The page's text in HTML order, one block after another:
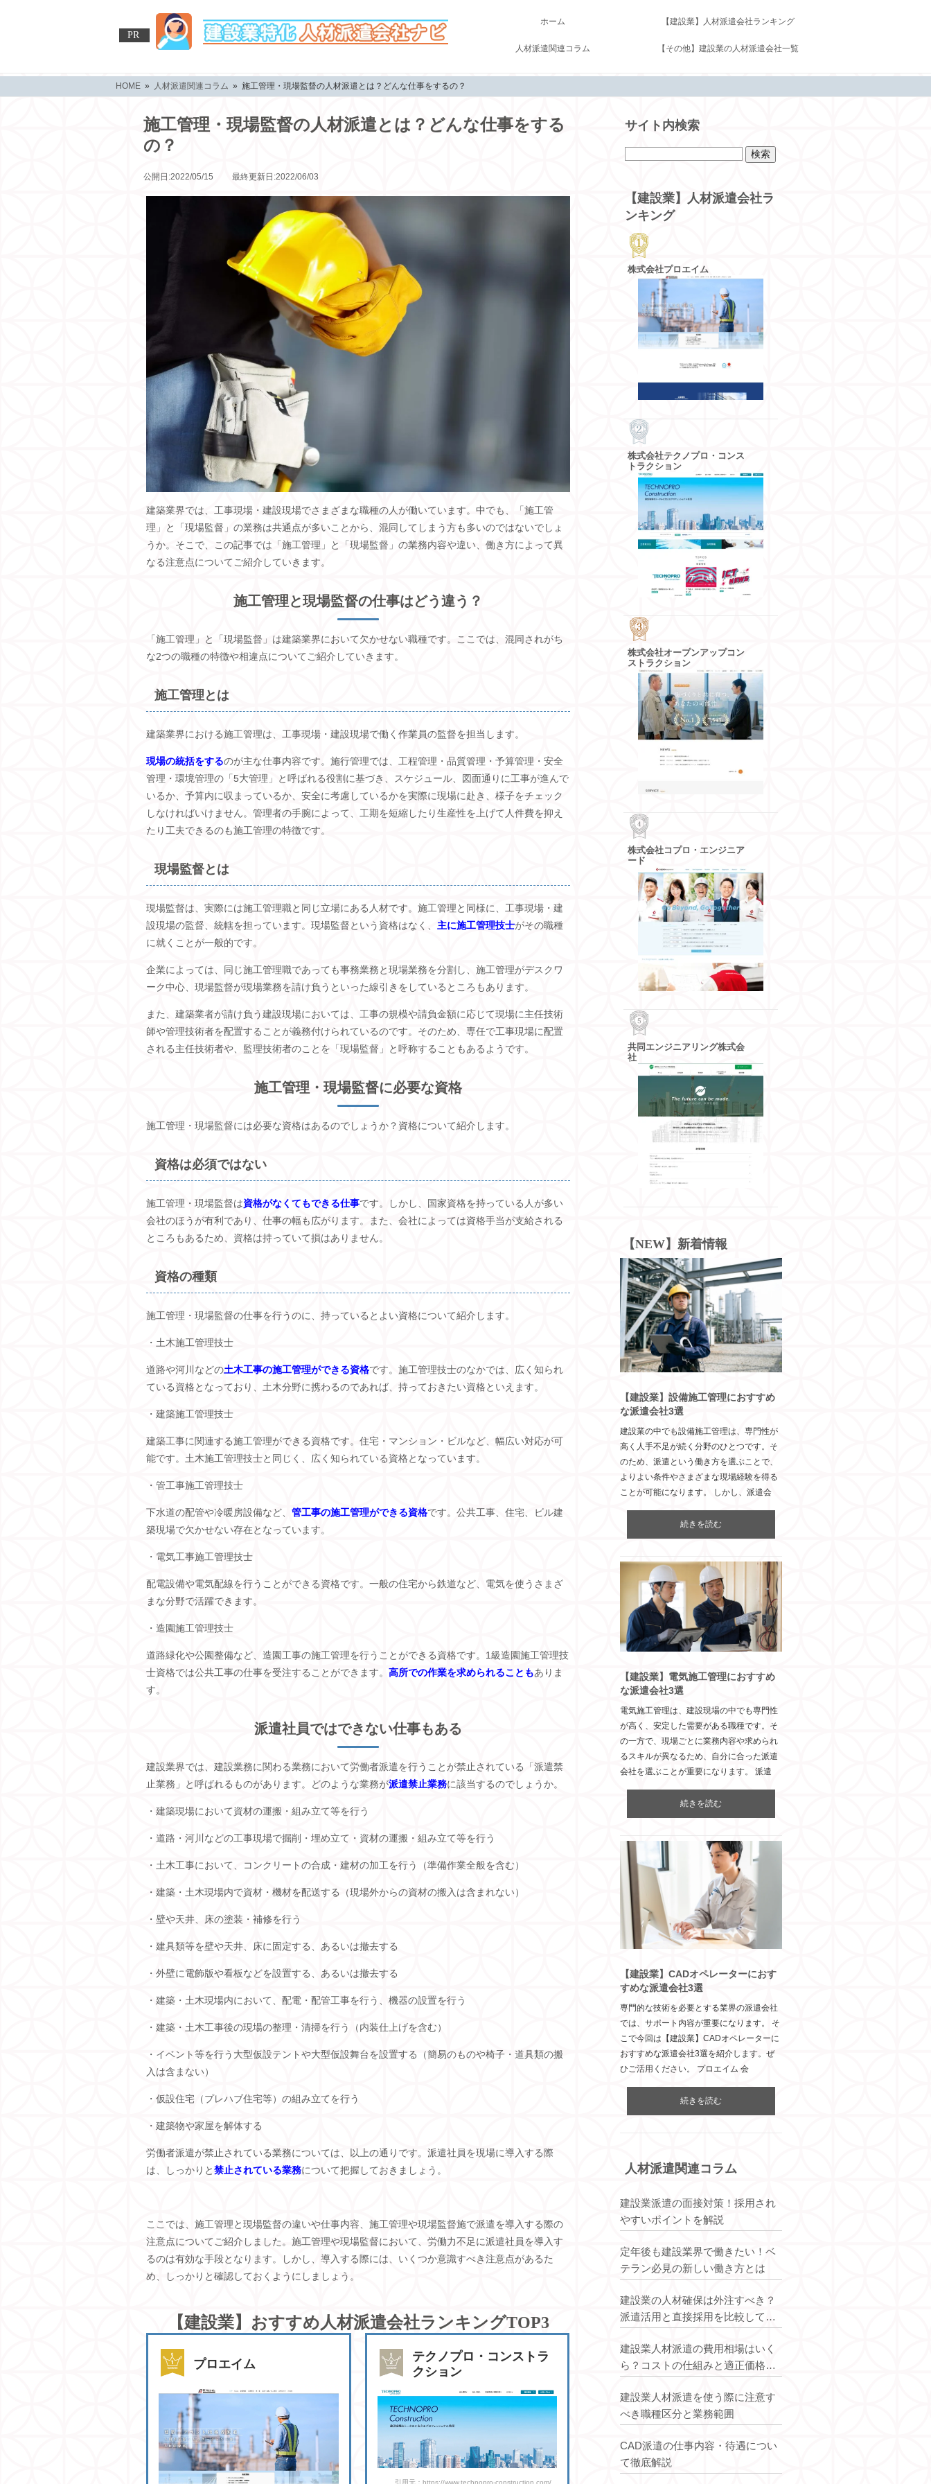
PR
ホーム 【建設業】人材派遣会社ランキング
人材派遣関連コラム 【その他】建設業の人材派遣会社一覧
HOME » 人材派遣関連コラム » 施工管理・現場監督の人材派遣とは？どんな仕事をするの？
施工管理・現場監督の人材派遣とは？どんな仕事をする
の？
公開日:2022/05/15 最終更新日:2022/06/03
建築業界では、工事現場・建設現場でさまざまな職種の人が働いています。中でも、「施工管
理」と「現場監督」の業務は共通点が多いことから、混同してしまう方も多いのではないでしょ
うか。そこで、この記事では「施工管理」と「現場監督」の業務内容や違い、働き方によって異
なる注意点についてご紹介していきます。
施工管理と現場監督の仕事はどう違う？
「施工管理」と「現場監督」は建築業界において欠かせない職種です。ここでは、混同されがち
な2つの職種の特徴や相違点についてご紹介していきます。
施工管理とは
建築業界における施工管理は、工事現場・建設現場で働く作業員の監督を担当します。
現場の統括をするのが主な仕事内容です。施行管理では、工程管理・品質管理・予算管理・安全
管理・環境管理の「5大管理」と呼ばれる役割に基づき、スケジュール、図面通りに工事が進んで
いるか、予算内に収まっているか、安全に考慮しているかを実際に現場に赴き、様子をチェック
しなければいけません。管理者の手腕によって、工期を短縮したり生産性を上げて人件費を抑え
たり工夫できるのも施工管理の特徴です。
現場監督とは
現場監督は、実際には施工管理職と同じ立場にある人材です。施工管理と同様に、工事現場・建
設現場の監督、統轄を担っています。現場監督という資格はなく、主に施工管理技士がその職種
に就くことが一般的です。
企業によっては、同じ施工管理職であっても事務業務と現場業務を分割し、施工管理がデスクワ
ーク中心、現場監督が現場業務を請け負うといった線引きをしているところもあります。
また、建築業者が請け負う建設現場においては、工事の規模や請負金額に応じて現場に主任技術
師や管理技術者を配置することが義務付けられているのです。そのため、専任で工事現場に配置
される主任技術者や、監理技術者のことを「現場監督」と呼称することもあるようです。
施工管理・現場監督に必要な資格
施工管理・現場監督には必要な資格はあるのでしょうか？資格について紹介します。
資格は必須ではない
施工管理・現場監督は資格がなくてもできる仕事です。しかし、国家資格を持っている人が多い
会社のほうが有利であり、仕事の幅も広がります。また、会社によっては資格手当が支給される
ところもあるため、資格は持っていて損はありません。
資格の種類
施工管理・現場監督の仕事を行うのに、持っているとよい資格について紹介します。
・土木施工管理技士
道路や河川などの土木工事の施工管理ができる資格です。施工管理技士のなかでは、広く知られ
ている資格となっており、土木分野に携わるのであれば、持っておきたい資格といえます。
・建築施工管理技士
建築工事に関連する施工管理ができる資格です。住宅・マンション・ビルなど、幅広い対応が可
能です。土木施工管理技士と同じく、広く知られている資格となっています。
・管工事施工管理技士
下水道の配管や冷暖房設備など、管工事の施工管理ができる資格です。公共工事、住宅、ビル建
築現場で欠かせない存在となっています。
・電気工事施工管理技士
配電設備や電気配線を行うことができる資格です。一般の住宅から鉄道など、電気を使うさまざ
まな分野で活躍できます。
・造園施工管理技士
道路緑化や公園整備など、造園工事の施工管理を行うことができる資格です。 1級造園施工管理技
士資格では公共工事の仕事を受注することができます。高所での作業を求められることもありま
す。
派遣社員ではできない仕事もある
建設業界では、建設業務に関わる業務において労働者派遣を行うことが禁止されている「派遣禁
止業務」と呼ばれるものがあります。どのような業務が派遣禁止業務に該当するのでしょうか。
・建築現場において資材の運搬・組み立て等を行う
・道路・河川などの工事現場で掘削・埋め立て・資材の運搬・組み立て等を行う
・土木工事において、コンクリートの合成・建材の加工を行う（準備作業全般を含む）
・建築・土木現場内で資材・機材を配送する（現場外からの資材の搬入は含まれない）
・壁や天井、床の塗装・補修を行う
・建具類等を壁や天井、床に固定する、あるいは撤去する
・外壁に電飾版や看板などを設置する、あるいは撤去する
・建築・土木現場内において、配電・配管工事を行う、機器の設置を行う
・建築・土木工事後の現場の整理・清掃を行う（内装仕上げを含む）
・イベント等を行う大型仮設テントや大型仮設舞台を設置する（簡易のものや椅子・道具類の搬
入は含まない）
・仮設住宅（プレハブ住宅等）の組み立てを行う
・建築物や家屋を解体する
労働者派遣が禁止されている業務については、以上の通りです。派遣社員を現場に導入する際
は、しっかりと禁止されている業務について把握しておきましょう。
ここでは、施工管理と現場監督の違いや仕事内容、施工管理や現場監督施で派遣を導入する際の
注意点についてご紹介しました。施工管理や現場監督において、労働力不足に派遣社員を導入す
るのは有効な手段となります。しかし、導入する際には、いくつか意識すべき注意点があるた
め、しっかりと確認しておくようにしましょう。
【建設業】おすすめ人材派遣会社ランキングTOP3
プロエイム
テクノプロ・コンストラ
クション
オープンアップコンスト
ラクション
サイト内検索
【建設業】人材派遣会社ラ
ンキング
株式会社プロエイム
株式会社テクノプロ・コンス
トラクション
株式会社オープンアップコン
ストラクション
株式会社コプロ・エンジニア
ード
共同エンジニアリング株式会
社
【NEW】新着情報
【建設業】設備施工管理におすすめ
な派遣会社3選
建設業の中でも設備施工管理は、専門性が
高く人手不足が続く分野のひとつです。そ
のため、派遣という働き方を選ぶことで、
よりよい条件やさまざまな現場経験を得る
ことが可能になります。 しかし、派遣会
続きを読む
【建設業】電気施工管理におすすめ
な派遣会社3選
電気施工管理は、建設現場の中でも専門性
が高く、安定した需要がある職種です。そ
の一方で、現場ごとに業務内容や求められ
るスキルが異なるため、自分に合った派遣
会社を選ぶことが重要になります。 派遣
続きを読む
【建設業】CADオペレーターにおす
すめな派遣会社3選
専門的な技術を必要とする業界の派遣会社
では、サポート内容が重要になります。 そ
こで今回は【建設業】CADオペレーターに
おすすめな派遣会社3選を紹介します。ぜ
ひご活用ください。 プロエイム 会
続きを読む
人材派遣関連コラム
建設業派遣の面接対策！採用され
やすいポイントを解説
定年後も建設業界で働きたい！ベ
テラン必見の新しい働き方とは
建設業の人材確保は外注すべき？
派遣活用と直接採用を比較して最
建設業人材派遣の費用相場はいく
ら？コストの仕組みと適正価格を
建設業人材派遣を使う際に注意す
べき職種区分と業務範囲
CAD派遣の仕事内容・待遇につい
て徹底解説